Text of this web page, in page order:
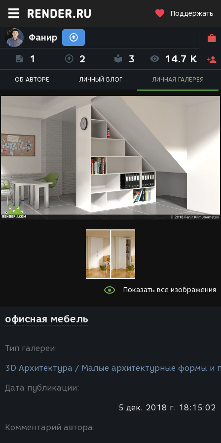
Поддержать
Фанир
1 2 3 14.7 K
ОБ АВТОРЕ ЛИЧНЫЙ БЛОГ ЛИЧНАЯ ГАЛЕРЕЯ
Показать все изображения
офисная мебель
Тип галереи:
3D Архитектура / Малые архитектурные формы и
Дата публикации:
5 дек. 2018 г. 18:15:02
Комментарий автора: